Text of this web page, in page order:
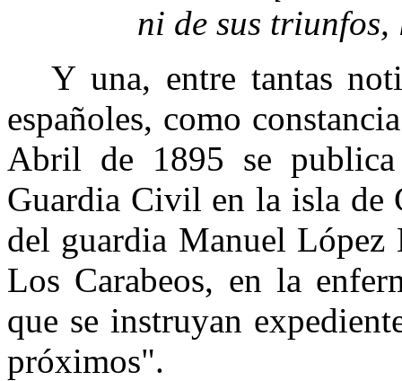
ni de sus
Y una, entre tantas
españoles, como
Abril de 1895 se
Guardia Civil en la isla de
del guardia Manuel López
Los Carabeos, en la
que se instruyan
próximos".